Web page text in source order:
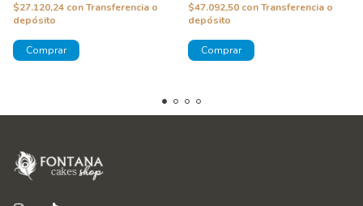
$27.120,24 conTransferencia o
depósito
$47.092,50 conTransferencia o
depósito